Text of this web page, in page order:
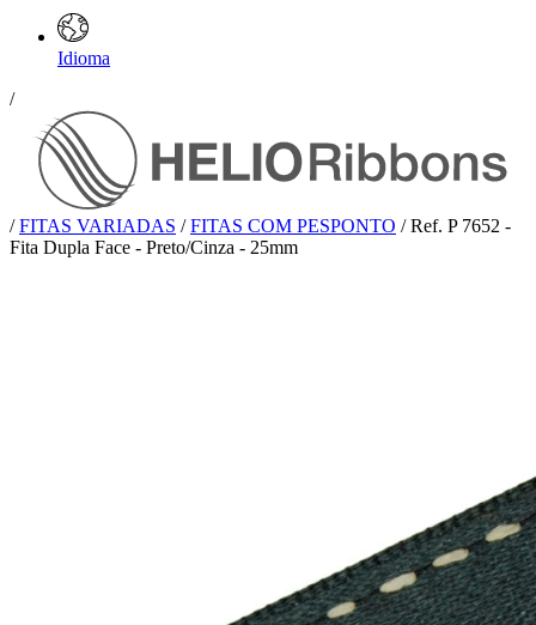
Idioma
/
/ FITAS VARIADAS / FITAS COM PESPONTO / Ref. P 7652 -
Fita Dupla Face - Preto/Cinza - 25mm